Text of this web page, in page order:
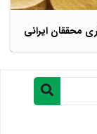
محققان ایرانی